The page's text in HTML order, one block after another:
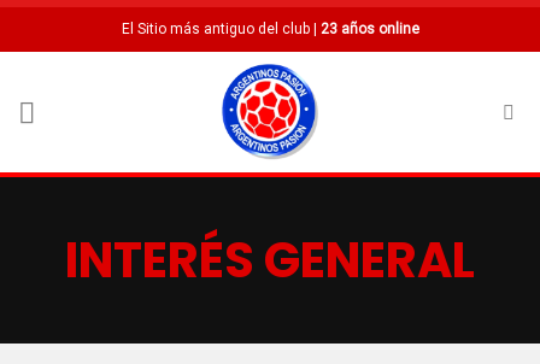
Saltar
El Sitio más antiguo del club | 23 años online
INTERÉS GENERAL